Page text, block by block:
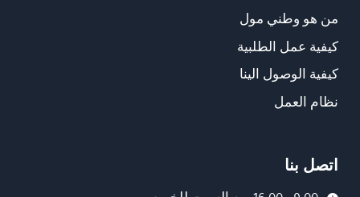
من هو وطني مول
كيفية عمل الطلبية
كيفية الوصول الينا
نظام العمل
اتصل بنا